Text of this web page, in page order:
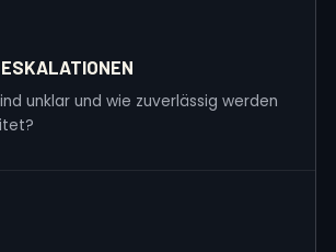
unklar und wie zuverlässig werden